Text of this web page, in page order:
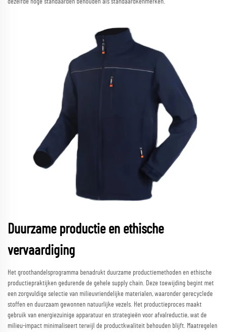
dezelfde hoge standaarden behouden als standaardkenmerken.
Duurzame productie en ethische
vervaardiging
Het groothandelsprogramma benadrukt duurzame productiemethoden en ethische
productiepraktijken gedurende de gehele supply chain. Deze toewijding begint met
een zorgvuldige selectie van milieuvriendelijke materialen, waaronder gerecyclede
stoffen en duurzaam gewonnen natuurlijke vezels. Het productieproces maakt
gebruik van energiezuinige apparatuur en strategieën voor afvalreductie, wat de
milieu-impact minimaliseert terwijl de productkwaliteit behouden blijft. Maatregelen